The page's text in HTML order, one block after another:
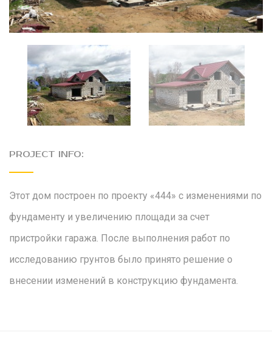
PROJECT INFO:
Этот дом построен по проекту «444» с изменениями по
фундаменту и увеличению площади за счет
пристройки гаража. После выполнения работ по
исследованию грунтов было принято решение о
внесении изменений в конструкцию фундамента.